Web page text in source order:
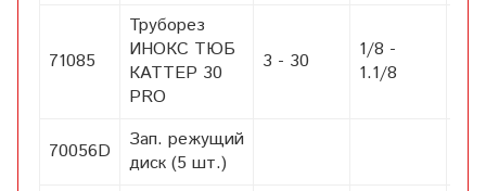
71085
Труборез
ИНОКС ТЮБ
КАТТЕР 30
PRO
3 - 30
1/8 -
1.1/8
70056D
Зап. режущий
диск (5 шт.)